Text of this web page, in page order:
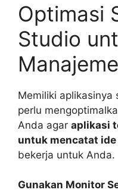
Optimasi
Studio
Memiliki aplikasinya
perlu
Anda agar aplikasi
untuk mencatat ide
bekerja untuk Anda.
Gunakan Monitor